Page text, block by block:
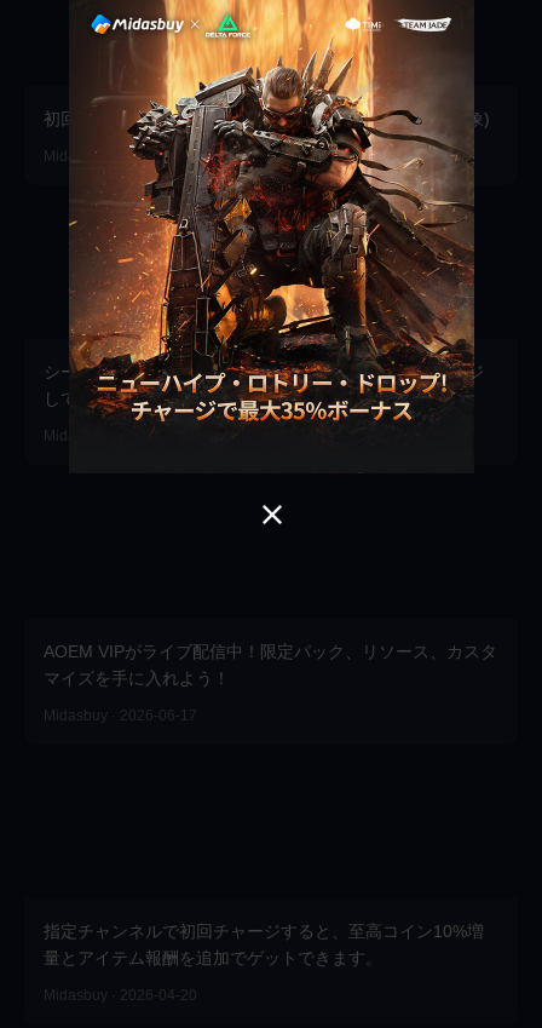
初回購入 = 2x 月相！ (1回/階層、全プラットフォーム対象)
Midasbuy · 2026-07-10
シーズンパスの直接購入が開始！デルタコインをチャージ
して最大35％のボーナスをゲット！
Midasbuy · 2026-07-01
AOEM VIPがライブ配信中！限定パック、リソース、カスタ
マイズを手に入れよう！
Midasbuy · 2026-06-17
指定チャンネルで初回チャージすると、至高コイン10%増
量とアイテム報酬を追加でゲットできます。
Midasbuy · 2026-04-20